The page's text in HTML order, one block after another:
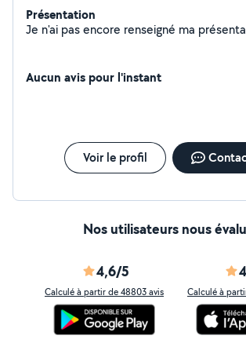
Présentation
Je n'ai pas encore renseigné
Aucun avis pour l'instant
Voir le profil
Nos utilisateurs nous
4,6/5
Calculé à partir de 48803 avis Calculé à